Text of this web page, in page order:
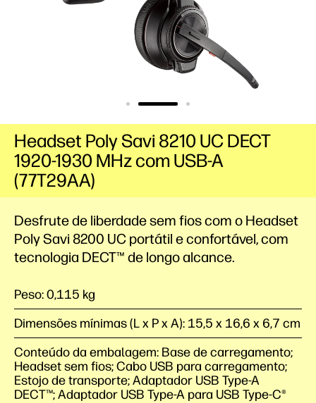
Desfrute de liberdade sem fios com o Headset
Poly Savi 8200 UC portátil e confortável, com
tecnologia DECT™ de longo alcance.
Peso: 0,115 kg
Dimensões mínimas (L x P x A): 15,5 x 16,6 x 6,7 cm
Conteúdo da embalagem: Base de carregamento;
Headset sem fios; Cabo USB para carregamento;
Estojo de transporte; Adaptador USB Type-A
DECT™; Adaptador USB Type-A para USB Type-C®
Headset Poly Savi 8210 UC DECT
1920-1930 MHz com USB-A
(77T29AA)